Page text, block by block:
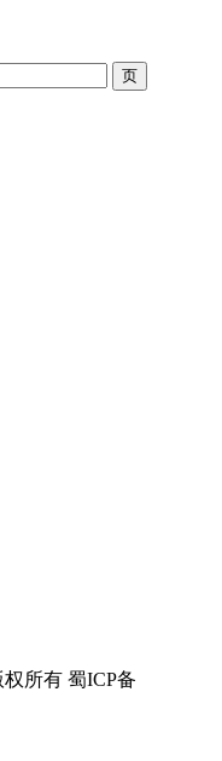
所有 蜀ICP备